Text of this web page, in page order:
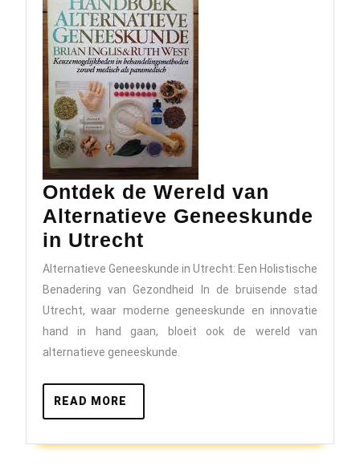
Ontdek de Wereld van
Alternatieve Geneeskunde
in Utrecht
de
Wereld
van
Alternatieve
Geneeskunde
in
Alternatieve Geneeskunde in Utrecht: Een Holistische
Benadering van Gezondheid In de bruisende stad
Utrecht, waar moderne geneeskunde en innovatie
hand in hand gaan, bloeit ook de wereld van
alternatieve geneeskunde.
READ MORE
MORE